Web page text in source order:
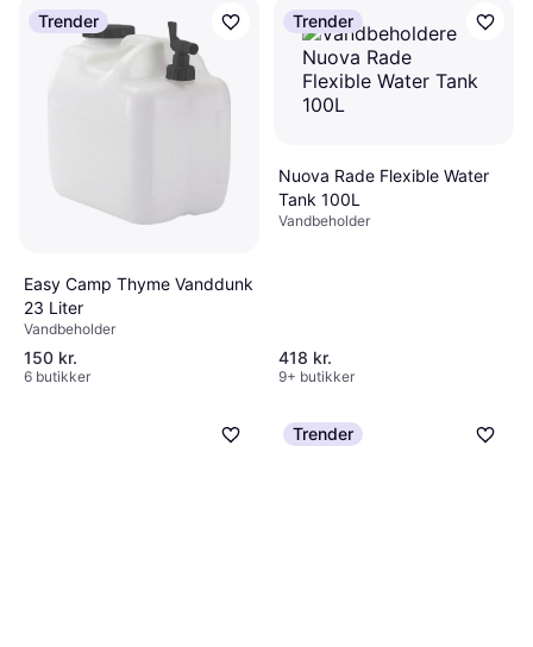
Trender
Easy Camp Thyme Vanddunk
23 Liter
Vandbeholder
150 kr.
6 butikker
Trender
Nuova Rade Flexible Water
Tank 100L
Vandbeholder
418 kr.
9+ butikker
Trender